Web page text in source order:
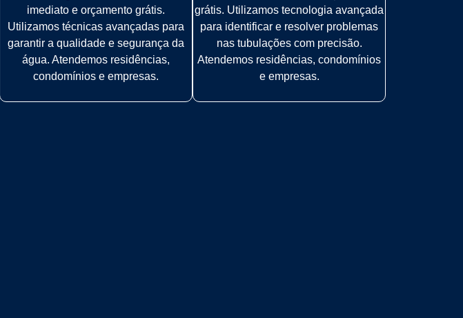
imediato e orçamento grátis.
Utilizamos técnicas avançadas para
garantir a qualidade e segurança da
água. Atendemos residências,
condomínios e empresas.
grátis. Utilizamos tecnologia avançada
para identificar e resolver problemas
nas tubulações com precisão.
Atendemos residências, condomínios
e empresas.